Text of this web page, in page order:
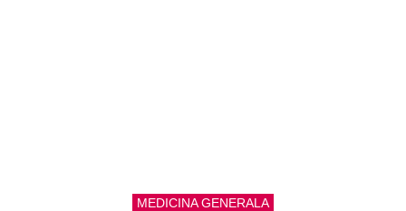
MEDICINA GENERALA